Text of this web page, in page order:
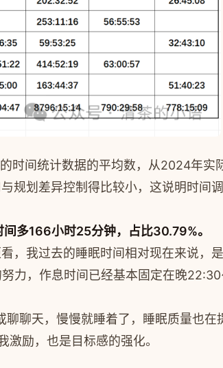
时间统计数据的平均数，从2024年实
划差异控制得比较小，这说明时间调
多166小时25分钟，占比30.79%。
，我过去的睡眠时间相对现在来说，是
力，作息时间已经基本固定在晚
聊天，慢慢就睡着了，睡眠质量也在
励，也是目标感的强化。